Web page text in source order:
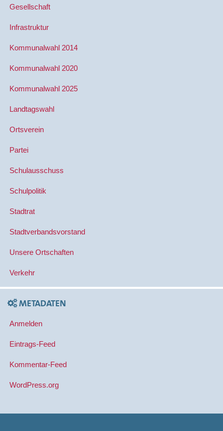
Gesellschaft
Infrastruktur
Kommunalwahl 2014
Kommunalwahl 2020
Kommunalwahl 2025
Landtagswahl
Ortsverein
Partei
Schulausschuss
Schulpolitik
Stadtrat
Stadtverbandsvorstand
Unsere Ortschaften
Verkehr
METADATEN
Anmelden
Eintrags-Feed
Kommentar-Feed
WordPress.org